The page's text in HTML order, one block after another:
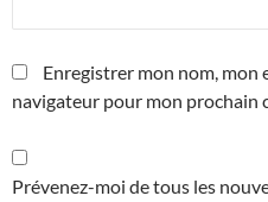
Enregistrer mon nom, mon
navigateur pour mon prochain
Prévenez-moi de tous les